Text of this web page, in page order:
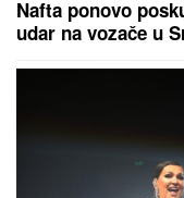
Nafta ponovo
udar na vozače u